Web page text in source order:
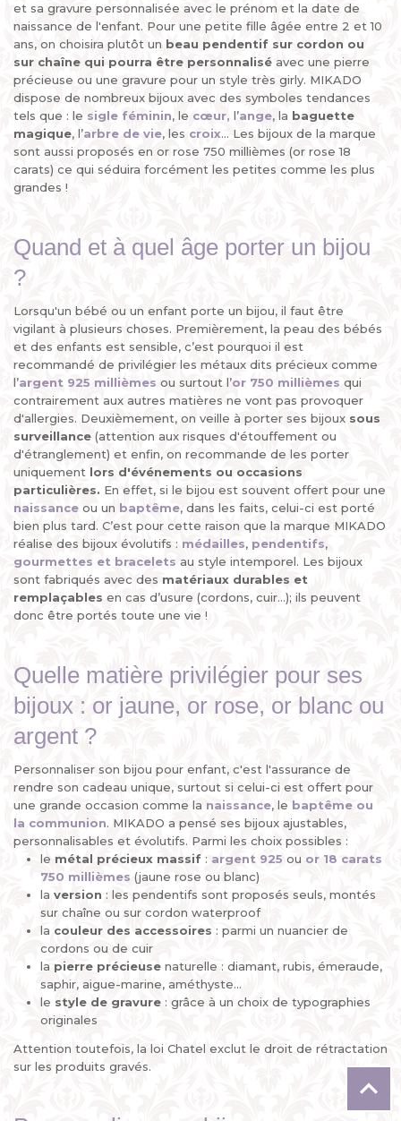

et sa gravure personnalisée avec le prénom et la date de
naissance de l'enfant. Pour une petite fille âgée entre 2 et 10
ans, on choisira plutôt un beau pendentif sur cordon ou
sur chaîne qui pourra être personnalisé avec une pierre
précieuse ou une gravure pour un style très girly. MIKADO
dispose de nombreux bijoux avec des symboles tendances
tels que : le sigle féminin, le cœur, l’ange, la baguette
magique, l’arbre de vie, les croix... Les bijoux de la marque
sont aussi proposés en or rose 750 millièmes (or rose 18
carats) ce qui séduira forcément les petites comme les plus
grandes !
Quand et à quel âge porter un bijou
?
Lorsqu'un bébé ou un enfant porte un bijou, il faut être
vigilant à plusieurs choses. Premièrement, la peau des bébés
et des enfants est sensible, c’est pourquoi il est
recommandé de privilégier les métaux dits précieux comme
l’argent 925 millièmes ou surtout l’or 750 millièmes qui
contrairement aux autres matières ne vont pas provoquer
d'allergies. Deuxièmement, on veille à porter ses bijoux sous
surveillance (attention aux risques d'étouffement ou
d'étranglement) et enfin, on recommande de les porter
uniquement lors d'événements ou occasions
particulières. En effet, si le bijou est souvent offert pour une
naissance ou un baptême, dans les faits, celui-ci est porté
bien plus tard. C’est pour cette raison que la marque MIKADO
réalise des bijoux évolutifs : médailles, pendentifs,
gourmettes et bracelets au style intemporel. Les bijoux
sont fabriqués avec des matériaux durables et
remplaçables en cas d’usure (cordons, cuir...); ils peuvent
donc être portés toute une vie !
Quelle matière privilégier pour ses
bijoux : or jaune, or rose, or blanc ou
argent ?
Personnaliser son bijou pour enfant, c'est l'assurance de
rendre son cadeau unique, surtout si celui-ci est offert pour
une grande occasion comme la naissance, le baptême ou
la communion. MIKADO a pensé ses bijoux ajustables,
personnalisables et évolutifs. Parmi les choix possibles :
le métal précieux massif : argent 925 ou or 18 carats
750 millièmes (jaune rose ou blanc)
la version : les pendentifs sont proposés seuls, montés
sur chaîne ou sur cordon waterproof
la couleur des accessoires : parmi un nuancier de
cordons ou de cuir
la pierre précieuse naturelle : diamant, rubis, émeraude,
saphir, aigue-marine, améthyste...
le style de gravure : grâce à un choix de typographies
originales
Attention toutefois, la loi Chatel exclut le droit de rétractation
sur les produits gravés.